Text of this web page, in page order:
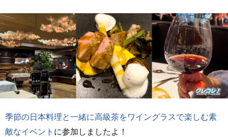
季節の日本料理と一緒に高級茶をワイングラスで楽しむ素
敵なイベント に参加しましたよ！